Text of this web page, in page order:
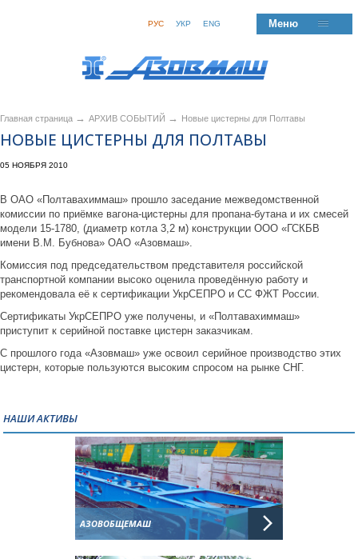
РУС УКР ENG Меню
Главная страница → АРХИВ СОБЫТИЙ → Новые цистерны для Полтавы
НОВЫЕ ЦИСТЕРНЫ ДЛЯ ПОЛТАВЫ
05 НОЯБРЯ 2010
В ОАО «Полтавахиммаш» прошло заседание межведомственной
комиссии по приёмке вагона-цистерны для пропана-бутана и их смесей
модели 15-1780, (диаметр котла 3,2 м) конструкции ООО «ГСКБВ
имени В.М. Бубнова» ОАО «Азовмаш».
Комиссия под председательством представителя российской
транспортной компании высоко оценила проведённую работу и
рекомендовала её к сертификации УкрСЕПРО и СС ФЖТ России.
Сертификаты УкрСЕПРО уже получены, и «Полтавахиммаш»
приступит к серийной поставке цистерн заказчикам.
С прошлого года «Азовмаш» уже освоил серийное производство этих
цистерн, которые пользуются высоким спросом на рынке СНГ.
НАШИ АКТИВЫ
АЗОВОБЩЕМАШ